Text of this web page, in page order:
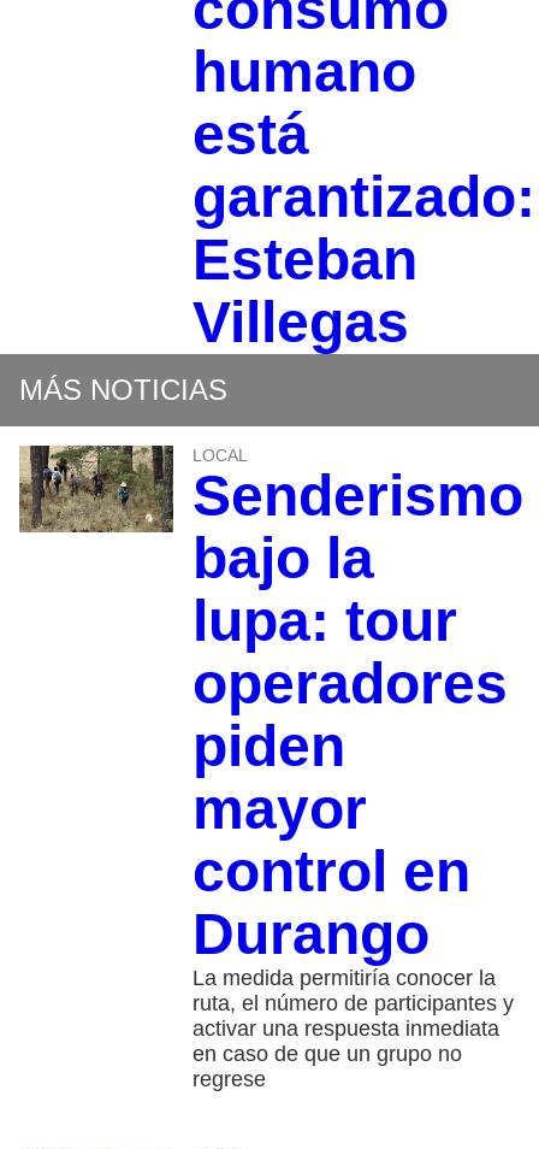
humano
está
garantizado:
Esteban
Villegas
MÁS NOTICIAS
LOCAL
Senderismo
bajo la
lupa: tour
operadores
piden
mayor
control en
Durango
La medida permitiría conocer la
ruta, el número de participantes y
activar una respuesta inmediata
en caso de que un grupo no
regrese